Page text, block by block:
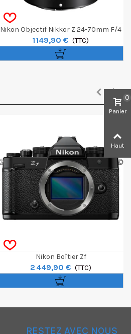
Nikon Objectif Nikkor Z 24-70mm F/4
S
1 149,90 € (TTC)
Nikon Boîtier Zf
2 449,90 € (TTC)
RESTEZ AVEC NOUS
Panier
0
Haut